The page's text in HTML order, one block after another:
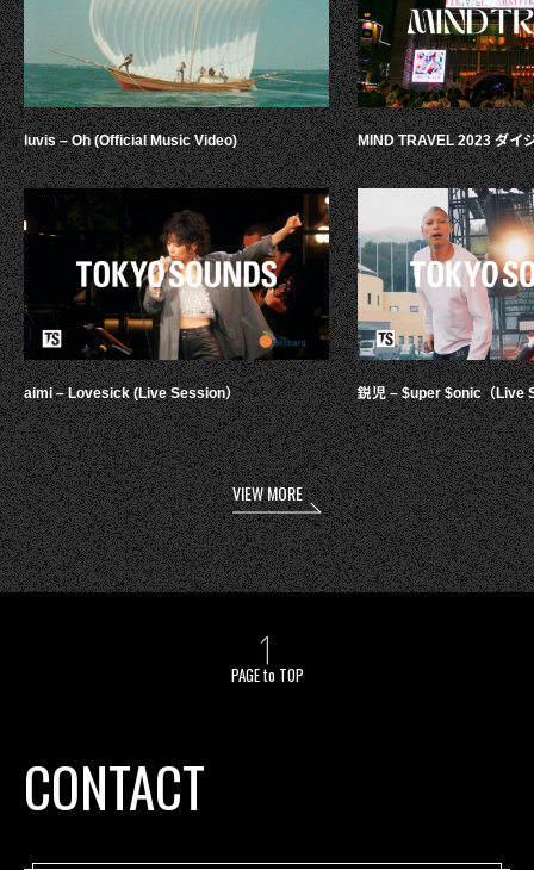
luvis – Oh (Official Music Video)
aimi – Lovesick (Live Session）
MIND TRAVEL 2023 ダイ
鋭児 – $uper $onic（Live
VIEW MORE
PAGE to TOP
CONTACT